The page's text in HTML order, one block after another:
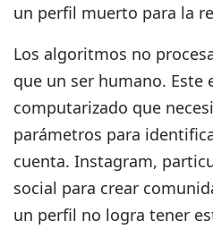
un perfil muerto para la
Los algoritmos no
que un ser humano. Este
computarizado que
parámetros para
cuenta. Instagram,
social para crear
un perfil no logra tener